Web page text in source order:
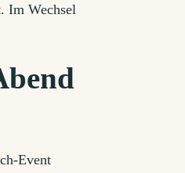
Im Wechsel
Event